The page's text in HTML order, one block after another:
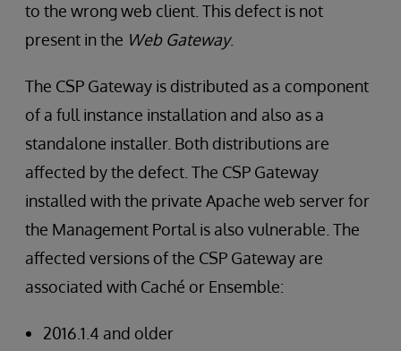
to the wrong web client. This defect is not
present in the Web Gateway.
The CSP Gateway is distributed as a component
of a full instance installation and also as a
standalone installer. Both distributions are
affected by the defect. The CSP Gateway
installed with the private Apache web server for
the Management Portal is also vulnerable. The
affected versions of the CSP Gateway are
associated with Caché or Ensemble:
2016.1.4 and older